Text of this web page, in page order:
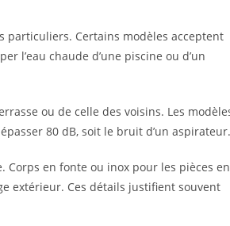
particuliers. Certains modèles acceptent
l’eau chaude d’une piscine ou d’un
ou de celle des voisins. Les
80 dB, soit le bruit d’un aspirateur.
en fonte ou inox pour les pièces en
extérieur. Ces détails justifient souvent